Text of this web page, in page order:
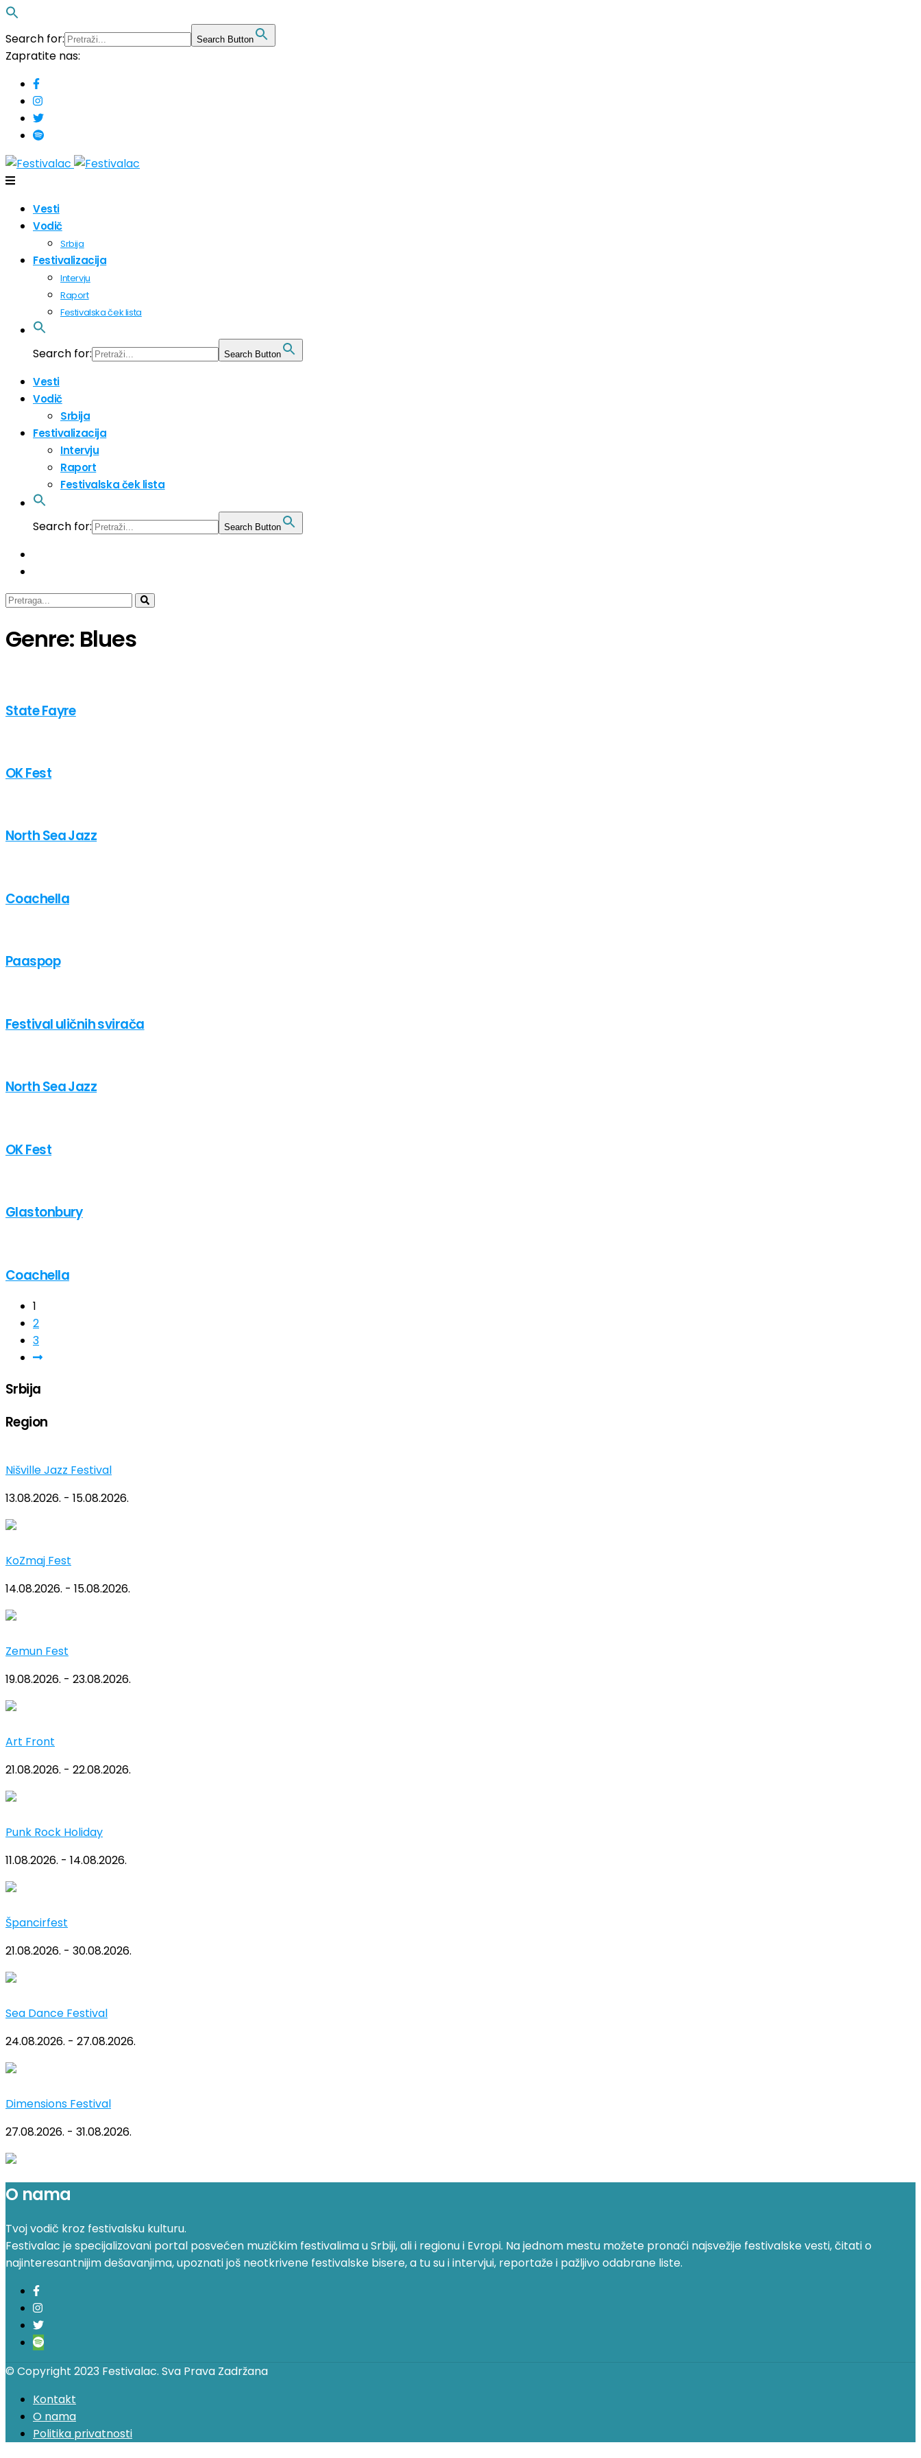
Search for: Search Button
Zapratite nas:
Vesti
Vodič
Srbija
Festivalizacija
Intervju
Raport
Festivalska ček lista
Search for: Search Button
Vesti
Vodič
Srbija
Festivalizacija
Intervju
Raport
Festivalska ček lista
Search for: Search Button
Genre: Blues
State Fayre
OK Fest
North Sea Jazz
Coachella
Paaspop
Festival uličnih svirača
North Sea Jazz
OK Fest
Glastonbury
Coachella
1
2
3
Srbija
Region
Nišville Jazz Festival
13.08.2026. - 15.08.2026.
KoZmaj Fest
14.08.2026. - 15.08.2026.
Zemun Fest
19.08.2026. - 23.08.2026.
Art Front
21.08.2026. - 22.08.2026.
Punk Rock Holiday
11.08.2026. - 14.08.2026.
Špancirfest
21.08.2026. - 30.08.2026.
Sea Dance Festival
24.08.2026. - 27.08.2026.
Dimensions Festival
27.08.2026. - 31.08.2026.
O nama
Tvoj vodič kroz festivalsku kulturu.
Festivalac je specijalizovani portal posvećen muzičkim festivalima u Srbiji, ali i regionu i Evropi. Na jednom mestu možete pronaći najsvežije festivalske vesti, čitati o
najinteresantnijim dešavanjima, upoznati još neotkrivene festivalske bisere, a tu su i intervjui, reportaže i pažljivo odabrane liste.
© Copyright 2023 Festivalac. Sva Prava Zadržana
Kontakt
O nama
Politika privatnosti